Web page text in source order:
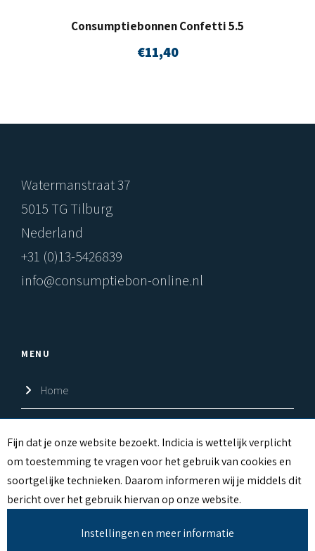
C
O
O
K
Fijn dat je onze website bezoekt. Indicia is wettelijk verplicht
om toestemming te vragen voor het gebruik van cookies en
soortgelijke technieken. Daarom informeren wij je middels dit
bericht over het gebruik hiervan op onze website.
Instellingen en meer informatie
Consumptiebonnen Confetti 5.5
€11,40
Watermanstraat 37
5015 TG Tilburg
Nederland
+31 (0)13-5426839
info@consumptiebon-online.nl
MENU
Home
Over ons
Contact